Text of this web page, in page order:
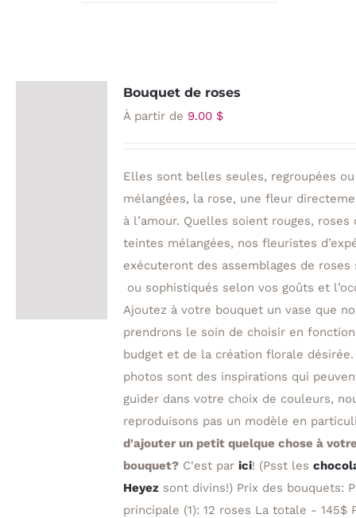
Bouquet de roses
À partir de 9.00 $
Elles sont belles seules, regroupées ou
mélangées, la rose, une fleur
à l’amour. Quelles soient rouges, roses
teintes mélangées, nos fleuristes
exécuteront des assemblages de roses
ou sophistiqués selon vos goûts et
Ajoutez à votre bouquet un vase que
prendrons le soin de choisir en
budget et de la création florale désirée.
photos sont des inspirations qui
guider dans votre choix de couleurs,
reproduisons pas un modèle en
d'ajouter un petit quelque chose à
bouquet? C'est par ici! (Psst les
Heyez sont divins!) Prix des bouquets:
principale (1): 12 roses La totale - 145$